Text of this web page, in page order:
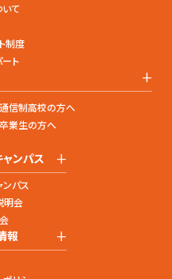
て
制度
ート
+
通信制高校の方へ
卒業生の方へ
ンパス +
パス
明会
報 +